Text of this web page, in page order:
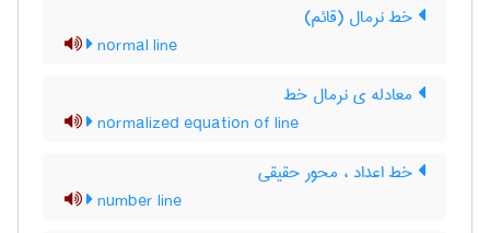
خط نرمال (قائم)
normal line
معادله ی نرمال خط
normalized equation of line
خط اعداد ، محور حقیقی
number line